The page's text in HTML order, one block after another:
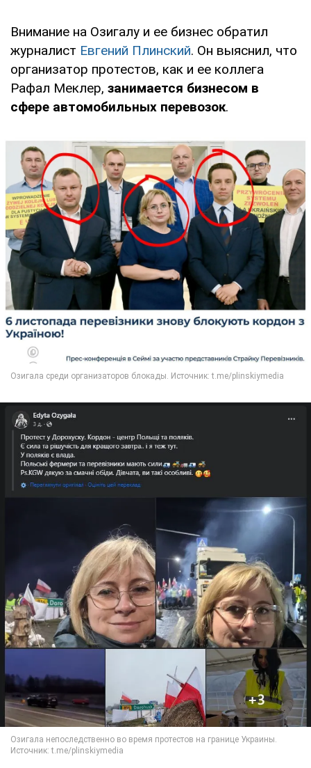
Внимание на Озигалу и ее бизнес обратил
журналист Евгений Плинский. Он выяснил, что
организатор протестов, как и ее коллега
Рафал Меклер, занимается бизнесом в
сфере автомобильных перевозок.